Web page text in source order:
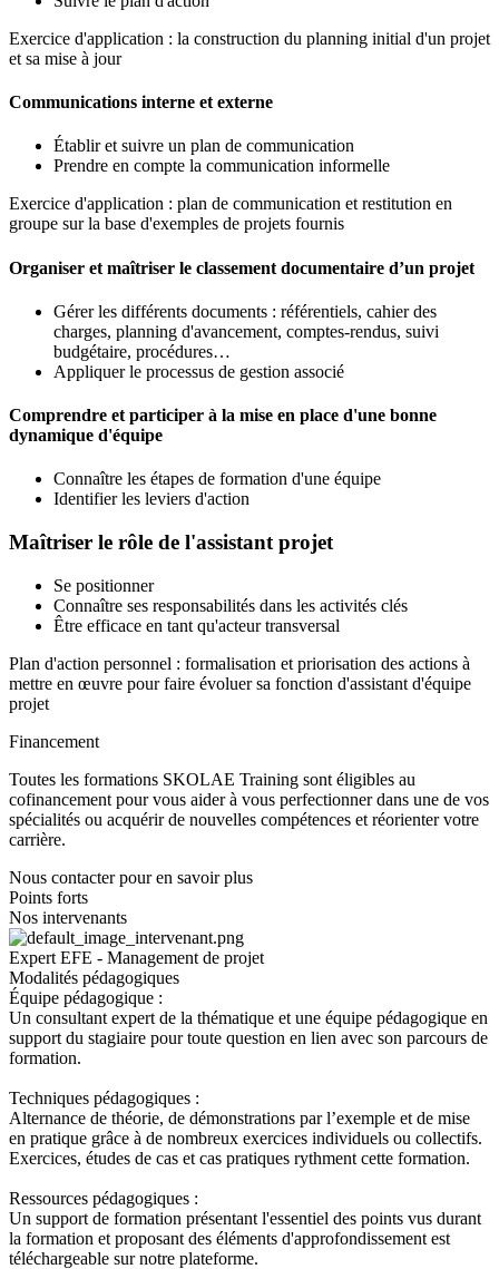
Exercice d'application : la construction du planning initial d'un projet
et sa mise à jour
Communications interne et externe
Établir et suivre un plan de communication
Prendre en compte la communication informelle
Exercice d'application : plan de communication et restitution en
groupe sur la base d'exemples de projets fournis
Organiser et maîtriser le classement documentaire d’un projet
Gérer les différents documents : référentiels, cahier des
charges, planning d'avancement, comptes-rendus, suivi
budgétaire, procédures…
Appliquer le processus de gestion associé
Comprendre et participer à la mise en place d'une bonne
dynamique d'équipe
Connaître les étapes de formation d'une équipe
Identifier les leviers d'action
Maîtriser le rôle de l'assistant projet
Se positionner
Connaître ses responsabilités dans les activités clés
Être efficace en tant qu'acteur transversal
Plan d'action personnel : formalisation et priorisation des actions à
mettre en œuvre pour faire évoluer sa fonction d'assistant d'équipe
projet
Financement
Toutes les formations SKOLAE Training sont éligibles au
cofinancement pour vous aider à vous perfectionner dans une de vos
spécialités ou acquérir de nouvelles compétences et réorienter votre
carrière.
Nous contacter pour en savoir plus
Points forts
Nos intervenants
Expert EFE - Management de projet
Modalités pédagogiques
Équipe pédagogique :
Un consultant expert de la thématique et une équipe pédagogique en
support du stagiaire pour toute question en lien avec son parcours de
formation.
Techniques pédagogiques :
Alternance de théorie, de démonstrations par l’exemple et de mise
en pratique grâce à de nombreux exercices individuels ou collectifs.
Exercices, études de cas et cas pratiques rythment cette formation.
Ressources pédagogiques :
Un support de formation présentant l'essentiel des points vus durant
la formation et proposant des éléments d'approfondissement est
téléchargeable sur notre plateforme.